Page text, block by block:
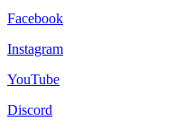
Facebook
Instagram
YouTube
Discord